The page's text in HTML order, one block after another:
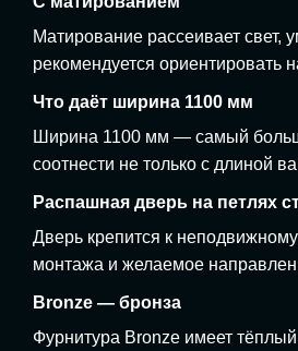
Матирование рассеивает
рекомендуется ориентировать
Что даёт ширина 1100 мм
Ширина 1100 мм — самый
соотнести не только с длиной
Распашная дверь на петлях
Дверь крепится к
монтажа и желаемое
Bronze — бронза
Фурнитура Bronze имеет